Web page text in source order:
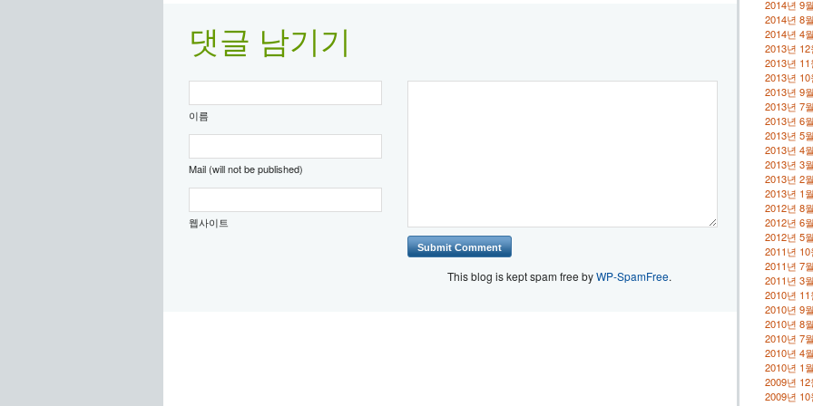
댓글 남기기
이름
Mail (will not be published)
웹사이트
This blog is kept spam free byWP-SpamFree.
2014년 9월
2014년 8월
2014년 4월
2013년 12
2013년 11
2013년 10
2013년 9월
2013년 7월
2013년 6월
2013년 5월
2013년 4월
2013년 3월
2013년 2월
2013년 1월
2012년 8월
2012년 6월
2012년 5월
2011년 10
2011년 7월
2011년 3월
2010년 11
2010년 9월
2010년 8월
2010년 7월
2010년 4월
2010년 1월
2009년 12
2009년 10